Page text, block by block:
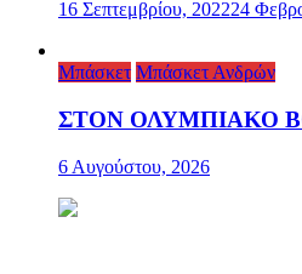
16 Σεπτεμβρίου, 202224
Μπάσκετ Μπάσκετ Ανδρών
ΣΤΟΝ ΟΛΥΜΠΙΑΚΟ
6 Αυγούστου, 2026